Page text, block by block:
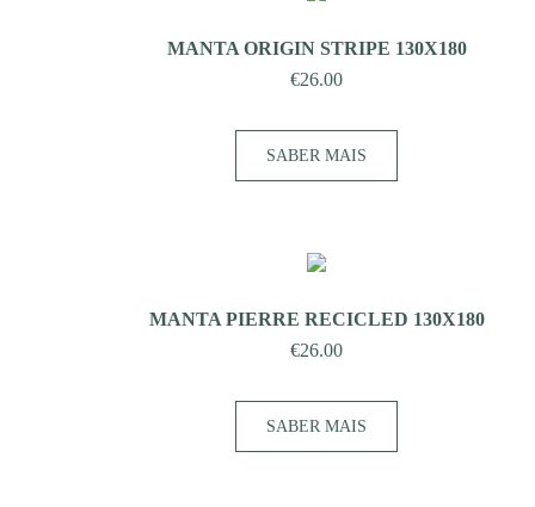
MANTA ORIGIN STRIPE 130X180
€26.00
SABER MAIS
MANTA PIERRE RECICLED 130X180
€26.00
SABER MAIS